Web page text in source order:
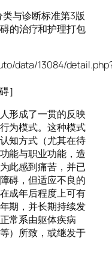
与诊断标准第3版
的治疗和护理打包
data/13084/
］
形成了一贯的反映
为模式。这种模式
知方式（尤其在待
能与职业功能，造
此感到痛苦，并已
碍，但适应不良的
成年后程度上可有
期，并长期持续发
常系由躯体疾病
）所致，或继发于